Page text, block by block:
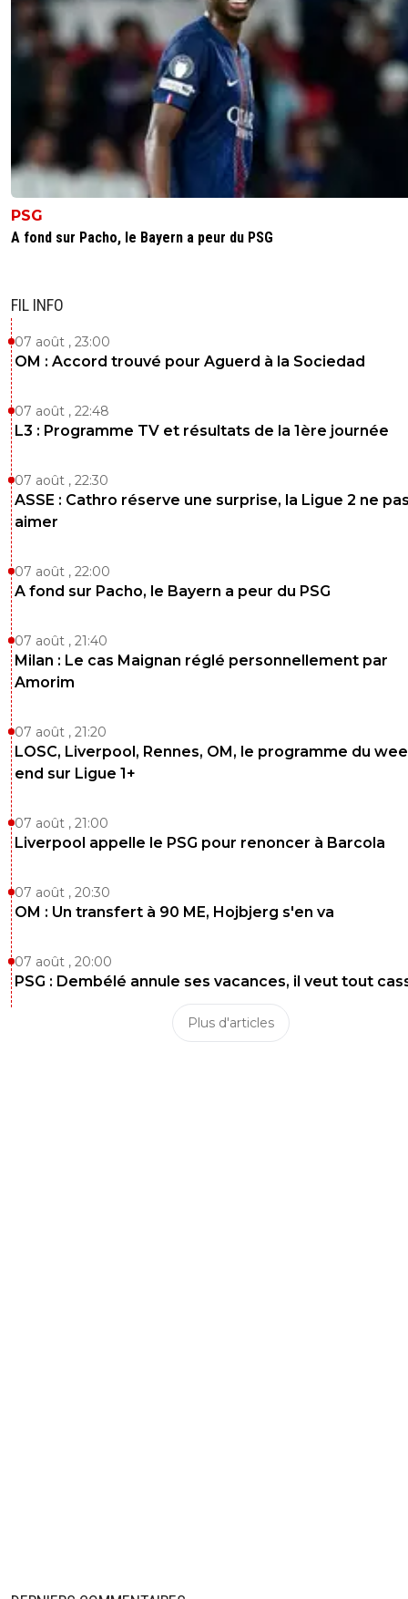
PSG
A fond sur Pacho, le Bayern a peur du PSG
FIL INFO
07 août , 23:00
OM : Accord trouvé pour Aguerd à la Sociedad
07 août , 22:48
L3 : Programme TV et résultats de la 1ère journée
07 août , 22:30
ASSE : Cathro réserve une surprise, la Ligue 2 ne
aimer
07 août , 22:00
A fond sur Pacho, le Bayern a peur du PSG
07 août , 21:40
Milan : Le cas Maignan réglé personnellement par
Amorim
07 août , 21:20
LOSC, Liverpool, Rennes, OM, le programme du
end sur Ligue 1+
07 août , 21:00
Liverpool appelle le PSG pour renoncer à Barcola
07 août , 20:30
OM : Un transfert à 90 ME, Hojbjerg s'en va
07 août , 20:00
PSG : Dembélé annule ses vacances, il veut tout
Plus d'articles